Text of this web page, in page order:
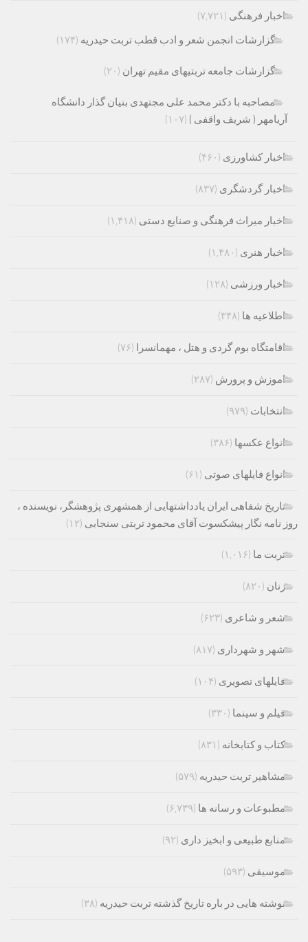
اخبار فرهنگی (۷,۷۲۱)
گزارشات انجمن شعر و ادب قطب تربت حیدریه (۱۷۴)
گزارشات جامعه تربتیهای مقیم تهران (۲۰)
مصاحبه با دکتر محمد علی مجتهدی بنیان گذار دانشگاه
آریامهر ( شریف واقفی ) (۱۰۷)
اخبار کشاورزی (۴۶۰)
اخبار گردشگری (۸۳۷)
اخبار میراث فرهنگی و صنایع دستی (۱,۴۱۸)
اخبار هنری (۱,۴۸۰)
اخبار ورزشی (۱۲۸)
اطلاعیه ها (۳۴۸)
اقامتگاه بوم گردی و هتل ، مهمانسرا (۷۶)
اموزش و پرورش (۲۸۷)
انتخابات (۹۷۹)
انواع عکسها (۳۸۶)
انواع فایلهای صوتی (۶۱)
تاریخ شفاهی ایران یادداشتهایی از همشهری پژوهشگر، نویسنده ،
روز نامه نگار پیشکسوت آقای محمود تربتی سنجابی (۱۲)
تربت ما (۱,۰۱۶)
زنان (۸۲۰)
شعر و شاعری (۶۲۳)
شهر و شهرداری (۸۱۷)
فایلهای تصویری (۱۰۴)
فیلم و سینما (۳۳۰)
کتاب و کتابخانه (۸۳۱)
مشاهیر تربت حیدریه (۵۷۹)
مطبوعات و رسانه ها (۶,۷۳۹)
منابع طبیعی و ابخیز داری (۹۲)
موسیقی (۵۹۳)
نوشته هایی در باره تاریخ گذشته تربت حیدریه (۳۸)